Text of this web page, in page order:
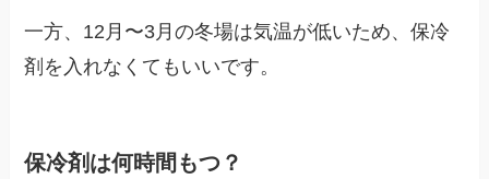
一方、12月〜3月の冬場は気温が低いため、保冷
剤を入れなくてもいいです。
保冷剤は何時間もつ？